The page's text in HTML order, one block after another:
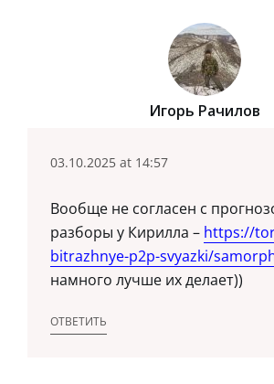
Игорь Рачилов
03.10.2025 at 14:57
Вообще не согласен с
разборы у Кирилла – https://
bitrazhnye-p2p-svyazki/
намного лучше их делает))
ОТВЕТИТЬ